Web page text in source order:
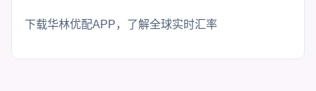
下载华林优配APP，了解全球实时汇率